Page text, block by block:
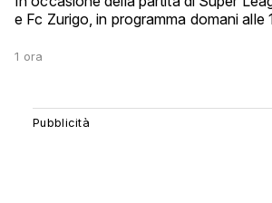
e Fc Zurigo, in programma domani alle
1 ora